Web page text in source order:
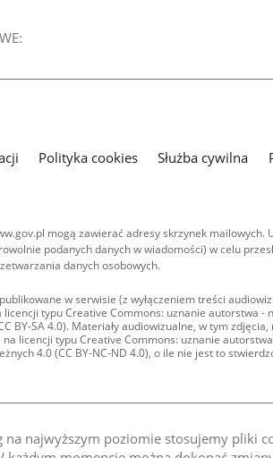
na najwyższym poziomie stosujemy pliki
Polityka cookies Służba cywilna
mogą zawierać adresy skrzynek
podanych danych w wiadomości) w celu
danych osobowych.
w serwisie (z wyłączeniem treści
licencji typu Creative Commons: uznanie autorstwa -
BY-SA 4.0). Materiały audiowizualne, w tym
licencji typu Creative Commons: uznanie
4.0 (CC BY-NC-ND 4.0), o ile nie jest to